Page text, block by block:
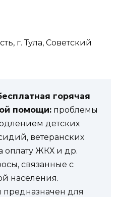
г. Тула, Советский
горячая
помощи: проблемы
детских
ветеранских
оплату ЖКХ и др.
связанные с
населения.
предназначен для